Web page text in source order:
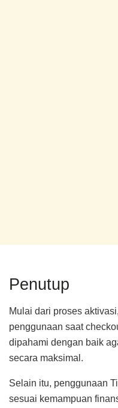
Penutup
Mulai dari proses
penggunaan saat
dipahami dengan baik
secara maksimal.
Selain itu, penggunaan
sesuai kemampuan